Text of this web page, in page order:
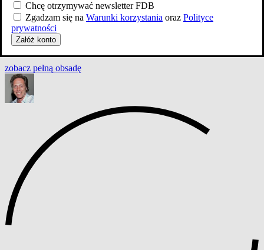
zobacz pełną obsadę
Chcę otrzymywać newsletter FDB
Zgadzam się na Warunki korzystania oraz Polityce
prywatności
Załóż konto